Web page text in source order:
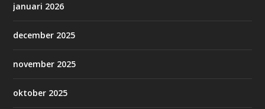
januari 2026
december 2025
november 2025
oktober 2025